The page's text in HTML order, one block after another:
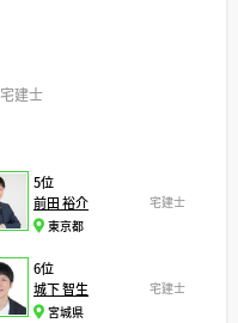
宅建士
5位
前田 裕介
宅建士
東京都
6位
城下 智生
宅建士
宮城県